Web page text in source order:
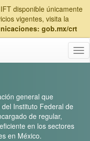
disponible únicamente
vigentes, visita la
gob.mx/crt
general que
Instituto Federal de
de regular,
en los sectores
en México.